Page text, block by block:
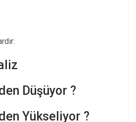
Düşüyor ?
Yükseliyor ?